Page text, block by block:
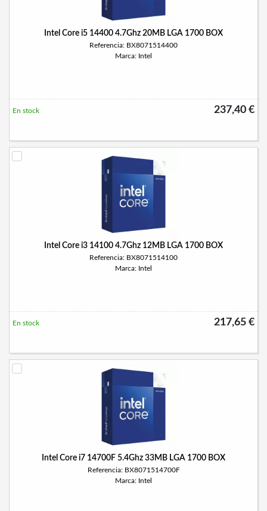
Intel Core i5 14400 4.7Ghz 20MB LGA 1700 BOX
Referencia: BX8071514400
Marca: Intel
237,40 €
En stock
Intel Core i3 14100 4.7Ghz 12MB LGA 1700 BOX
Referencia: BX8071514100
Marca: Intel
217,65 €
En stock
Intel Core i7 14700F 5.4Ghz 33MB LGA 1700 BOX
Referencia: BX8071514700F
Marca: Intel